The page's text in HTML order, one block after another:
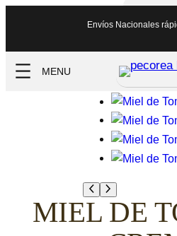
contenido
Envíos Nacionales
MIEL DE